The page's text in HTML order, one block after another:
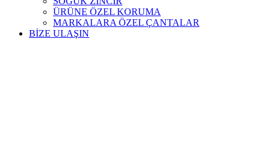
ÜRÜNE ÖZEL KORUMA
MARKALARA ÖZEL ÇANTALAR
BİZE ULAŞIN